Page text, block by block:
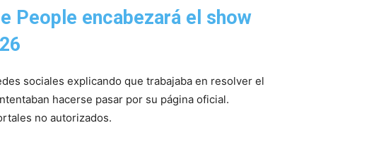
People encabezará el show
sociales explicando que trabajaba en resolver el
hacerse pasar por su página oficial.
no autorizados.